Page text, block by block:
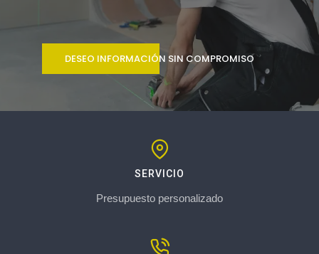
DESEO INFORMACIÓN SIN COMPROMISO
SERVICIO
Presupuesto personalizado